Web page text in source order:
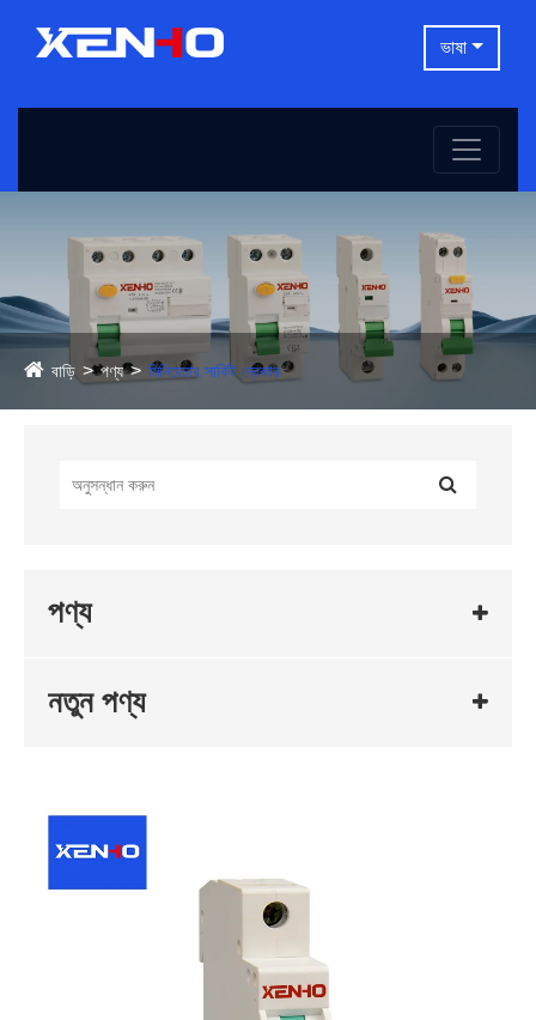
ভাষা
বাড়ি পণ্য মিনিয়েচার সার্কিট ব্রেকার
পণ্য
নতুন পণ্য